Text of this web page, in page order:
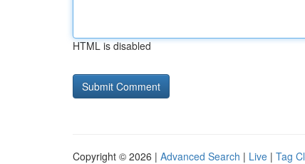
HTML is disabled
Copyright © 2026 | Advanced Search | Live | Tag